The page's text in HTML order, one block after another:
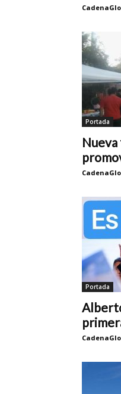
Portada
Portada